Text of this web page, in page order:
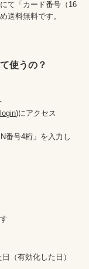
送料無料です。
使うの？
)にアクセス